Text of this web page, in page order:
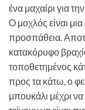
ένα μαχαίρι για
Ο μοχλός είναι
προσπάθεια.
κατακόρυφο
τοποθετημένος
προς τα κάτω, ο
μπουκάλι μέχρι